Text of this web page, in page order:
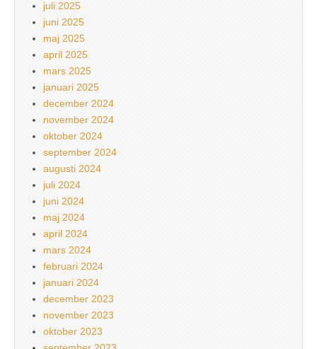
juli 2025
juni 2025
maj 2025
april 2025
mars 2025
januari 2025
december 2024
november 2024
oktober 2024
september 2024
augusti 2024
juli 2024
juni 2024
maj 2024
april 2024
mars 2024
februari 2024
januari 2024
december 2023
november 2023
oktober 2023